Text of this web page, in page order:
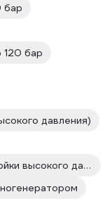
бар
120 бар
давления)
С забором воды (аккумуляторные мойки высокого давления)